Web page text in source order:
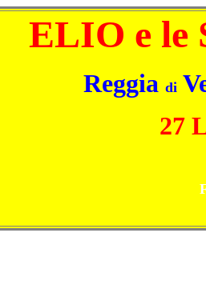
ELIO e le
Reggia di
27